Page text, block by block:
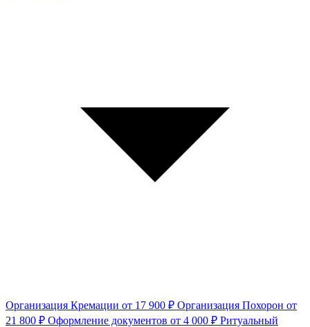
Организация Кремации от 17 900 ₽ Организация Похорон от
21 800 ₽ Оформление документов от 4 000 ₽ Ритуальный